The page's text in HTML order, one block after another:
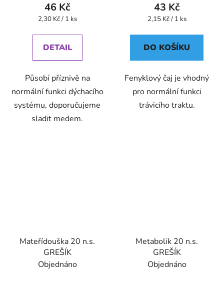
46 Kč
Měrná
2,30 Kč / 1 ks
DETAIL
Působí příznivě na
normální funkci dýchacího
systému, doporučujeme
sladit medem.
43 Kč
Měrná
2,15 Kč / 1 ks
DO KOŠÍKU
Fenyklový čaj je vhodný
pro normální funkci
trávicího traktu.
Mateřídouška 20 n.s.
GREŠÍK
Objednáno
Metabolik 20 n.s.
GREŠÍK
Objednáno